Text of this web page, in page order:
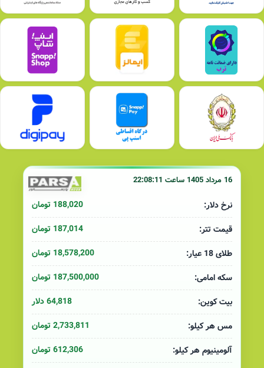
16 مرداد 1405 ساعت 22:08:11
نرخ دلار:
188,020 تومان
قیمت تتر:
187,014 تومان
طلای 18 عیار:
18,578,200 تومان
سکه امامی:
187,500,000 تومان
بیت کوین:
64,818 دلار
مس هر کیلو:
2,733,811 تومان
آلومینیوم هر کیلو:
612,306 تومان